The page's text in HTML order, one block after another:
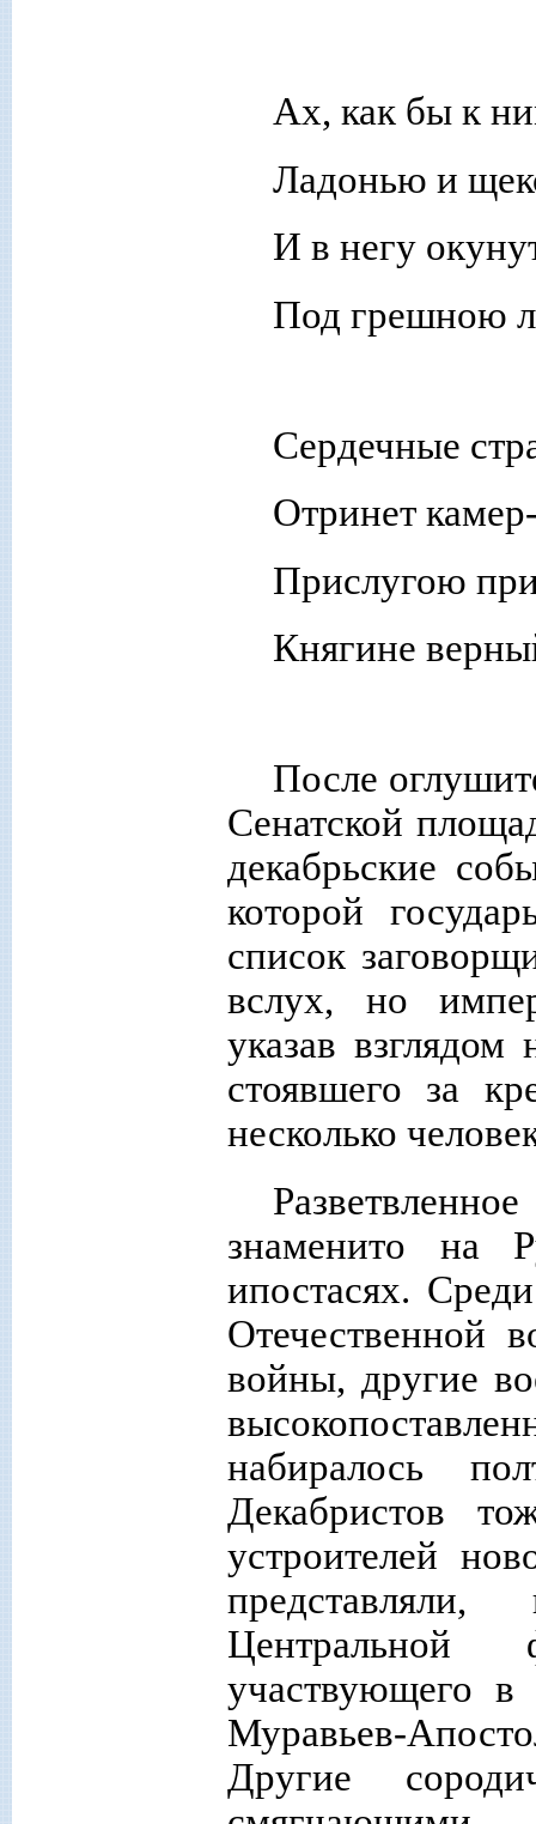
Ах, как бы к
Ладонью и
И в негу
Под грешною
Сердечные
Отринет
Прислугою
Княгине
После
Сенатской
декабрьские
которой
список
вслух, но
указав
стоявшего за
несколько
знаменито на
ипостасях.
Отечественной
войны, другие
набиралось
Декабристов
устроителей
Центральной
участвующего в
Муравьев-
Другие